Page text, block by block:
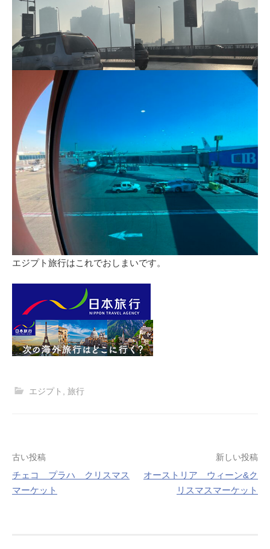
エジプト旅行はこれでおしまいです。
エジプト 旅行
投
稿
古い投稿
チェコ プラハ クリスマス
マーケット
新しい投稿
オーストリア ウィーン&ク
リスマスマーケット